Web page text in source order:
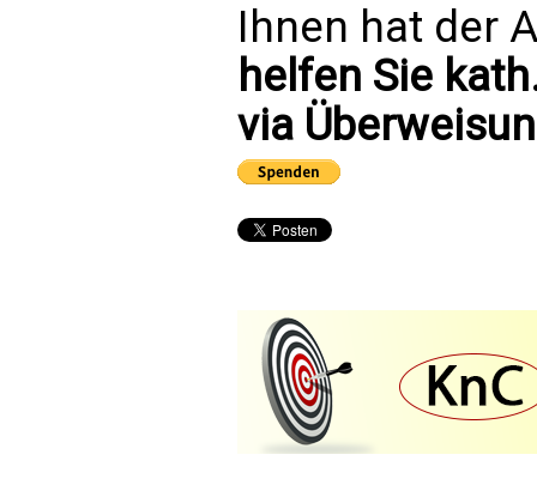
Ihnen hat der
helfen Sie
via